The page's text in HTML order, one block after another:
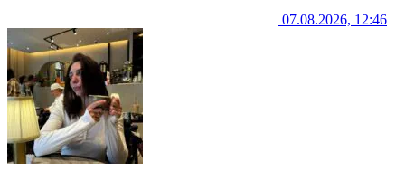
07.08.2026, 12:46